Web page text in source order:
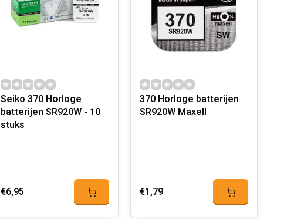
Seiko 370 Horloge
batterijen SR920W - 10
stuks
€6,95
370 Horloge batterijen
SR920W Maxell
€1,79